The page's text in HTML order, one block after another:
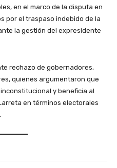
en el marco de la disputa en
por el traspaso indebido de la
la gestión del expresidente
rechazo de gobernadores,
quienes argumentaron que
y beneficia al
en términos electorales